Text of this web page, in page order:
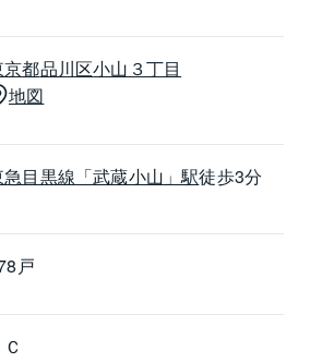
京都品川区小山３丁目
地図
急目黒線 「武蔵小山」駅徒歩3分
戸
Ｃ